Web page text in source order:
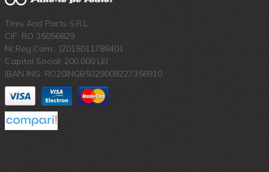
Tires And Parts S.R.L.
CIF: RO 35056829
Nr.Reg.Com.: J2015011788401
Capital Social: 200.000 LEI
IBAN ING: RO20INGB5029008227358910